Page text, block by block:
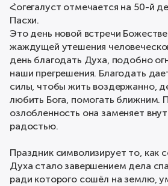
Հогегалуст отмечается на 50-й
Пасхи.
Это день новой встречи
жаждущей утешения
день благодать Духа, подобно
наши прегрешения. Благодать
силы, чтобы жить воздержанно,
любить Бога, помогать ближним.
озлобленность она заменяет
радостью.
Праздник символизирует то, как
Духа стало завершением дела
ради которого сошёл на землю,